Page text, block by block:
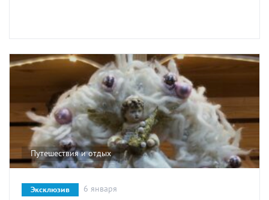
Путешествия и отдых
Эксклюзив 6 января